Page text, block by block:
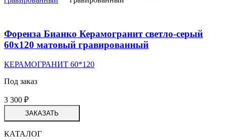
Форенза Бианко Керамогранит светло-серый
60х120 матовый гравированный
КЕРАМОГРАНИТ 60*120
Под заказ
3 300 ₽
ЗАКАЗАТЬ
КАТАЛОГ